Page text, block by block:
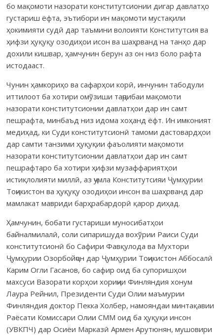
бо мақомоти назорати конститутсионии дигар давлатҳо
густариш ёфта, эътибори ин мақомоти мустақили
ҳокимияти судӣ дар таъмини волоияти Конститутсия ва
ҳифзи ҳуқуқу озодиҳои исон ва шаҳрванд на танҳо дар
дохили кишвар, ҳамчунин берун аз он низ боло рафта
истодааст.
Чунин ҳамкориҳо ва сафарҳои корӣ, инчунин табодули
иттилоот ба хотири омўзиши таҷрибаи мақомоти
назорати конститутсионии давлатҳои дар ин самт
пешрафта, минбаъд низ идома хоҳанд ёфт. Ин имконият
медиҳад, ки Суди конститутсионӣ тамоми дастовардҳои
дар самти танзими ҳуқуқии фаъолияти мақомоти
назорати конститут­сионии давлатҳои дар ин самт
пешрафтаро ба хотири ҳифзи музаффарият­ҳои
истиқлолияти миллӣ, аз ҷумла Конститутсияи Ҷумҳурии
Тоҷикистон ва ҳуқуқу озодиҳои инсон ва шаҳрванд дар
мамлакат мавриди барҳрабардорӣ қарор диҳад.
Ҳамчунин, бобати густариши муносибатҳои
байналмилалӣ, соли сипаришуда вохўрии Раиси Суди
конститутсионӣ бо Сафири Фавқулода ва Мухтори
Ҷумҳурии Озорбойҷон дар Ҷумҳурии Тоҷикистон Аббосалӣ
Карим Огли Гасанов, бо сафир оид ба супоришҳои
махсуси Вазорати корҳои хориҷии Финляндия хонум
Лаура Рейнил, Президенти Суди Олии маъмурии
Финляндия доктор Пекка Холбер, намояндаи минтақавии
Раёсати Комиссари Олии СММ оид ба ҳуқуқи инсон
(УВКПЧ) дар Осиёи Марказӣ Армен Арутюнян, мушовири